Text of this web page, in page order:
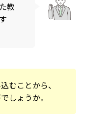
教
むことから、
しょうか。